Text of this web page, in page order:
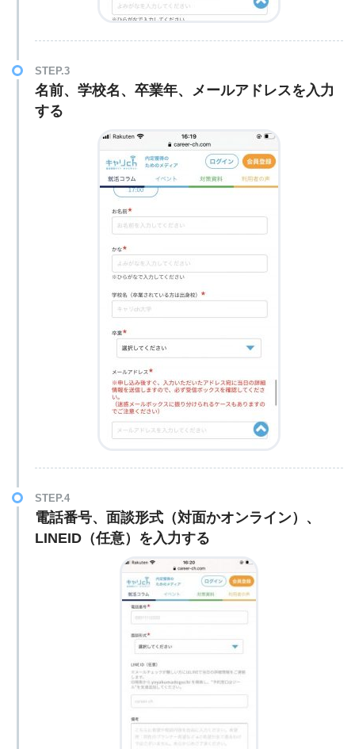
STEP.3
名前、学校名、卒業年、メールアドレスを入力
する
STEP.4
電話番号、面談形式（対面かオンライン）、
LINEID（任意）を入力する